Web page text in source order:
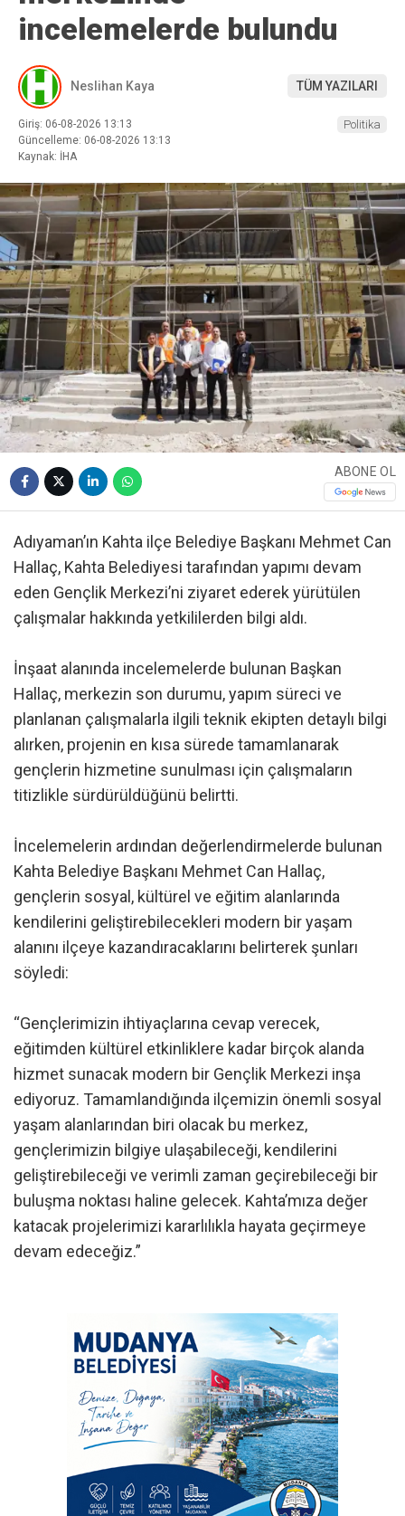
incelemelerde bulundu
Neslihan Kaya TÜM YAZILARI
Giriş: 06-08-2026 13:13
Güncelleme: 06-08-2026 13:13
Kaynak: İHA
Politika
ABONE OL
Adıyaman’ın Kahta ilçe Belediye Başkanı Mehmet Can
Hallaç, Kahta Belediyesi tarafından yapımı devam
eden Gençlik Merkezi’ni ziyaret ederek yürütülen
çalışmalar hakkında yetkililerden bilgi aldı.
İnşaat alanında incelemelerde bulunan Başkan
Hallaç, merkezin son durumu, yapım süreci ve
planlanan çalışmalarla ilgili teknik ekipten detaylı bilgi
alırken, projenin en kısa sürede tamamlanarak
gençlerin hizmetine sunulması için çalışmaların
titizlikle sürdürüldüğünü belirtti.
İncelemelerin ardından değerlendirmelerde bulunan
Kahta Belediye Başkanı Mehmet Can Hallaç,
gençlerin sosyal, kültürel ve eğitim alanlarında
kendilerini geliştirebilecekleri modern bir yaşam
alanını ilçeye kazandıracaklarını belirterek şunları
söyledi:
“Gençlerimizin ihtiyaçlarına cevap verecek,
eğitimden kültürel etkinliklere kadar birçok alanda
hizmet sunacak modern bir Gençlik Merkezi inşa
ediyoruz. Tamamlandığında ilçemizin önemli sosyal
yaşam alanlarından biri olacak bu merkez,
gençlerimizin bilgiye ulaşabileceği, kendilerini
geliştirebileceği ve verimli zaman geçirebileceği bir
buluşma noktası haline gelecek. Kahta’mıza değer
katacak projelerimizi kararlılıkla hayata geçirmeye
devam edeceğiz.”